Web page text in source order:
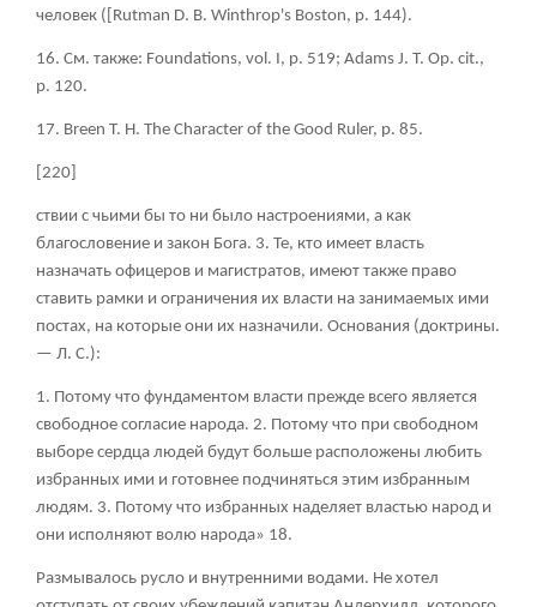
человек ([Rutman D. В. Winthrop's Boston, p. 144).
16. См. также: Foundations, vol. I, p. 519; Adams J. T. Op. cit.,
p. 120.
17. Breen Т. H. The Character of the Good Ruler, p. 85.
[220]
ствии с чьими бы то ни было настроениями, а как
благословение и закон Бога. 3. Те, кто имеет власть
назначать офицеров и магистратов, имеют также право
ставить рамки и ограничения их власти на занимаемых ими
постах, на которые они их назначили. Основания (доктрины.
— Л. С.):
1. Потому что фундаментом власти прежде всего является
свободное согласие народа. 2. Потому что при свободном
выборе сердца людей будут больше расположены любить
избранных ими и готовнее подчиняться этим избранным
людям. 3. Потому что избранных наделяет властью народ и
они исполняют волю народа» 18.
Размывалось русло и внутренними водами. Не хотел